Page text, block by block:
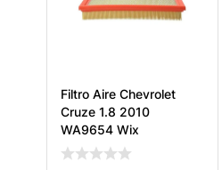
Filtro Aire Chevrolet
Cruze 1.8 2010
WA9654 Wix